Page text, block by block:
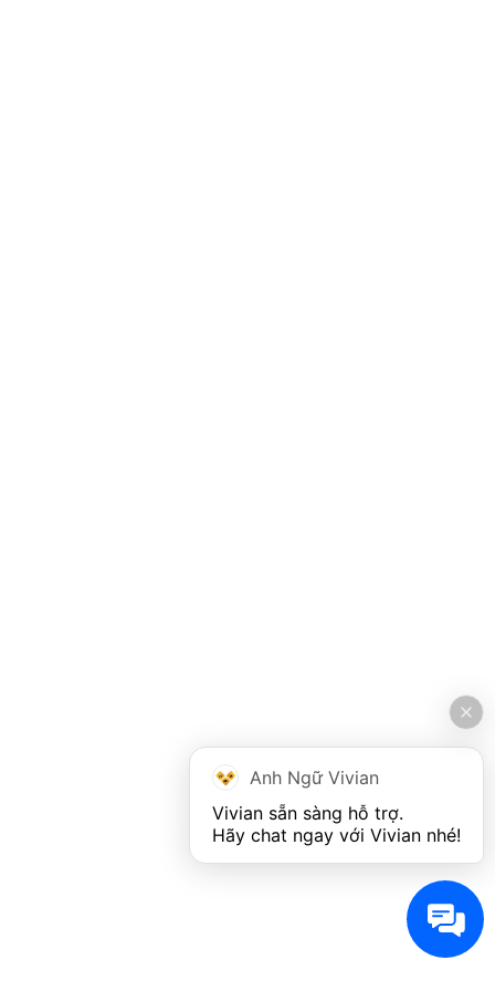
Anh Ngữ Vivian
Vivian sẵn sàng hỗ trợ.
Hãy chat ngay với Vivian nhé!